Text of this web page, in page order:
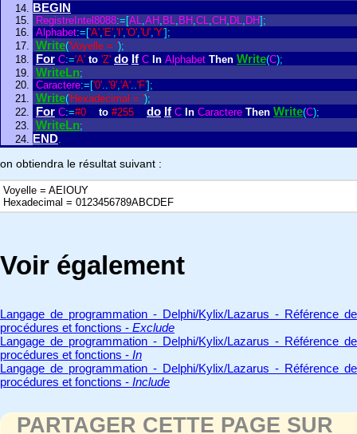
BEGIN
RegistreIntel8088:= [AL,AH , BL, BH ,CL,CH , DL, DH] ;
Alphabet:= ['A','E','I','O','U','Y'] ;
Write('Voyelle = ');
For C:='A' to 'Z' do If C In Alphabet Then Write(C);
WriteLn;
Caractere:= ['0'..'9','A'..'F'] ;
Write('Hexadecimal = ');
For C:=#0 to #255 do If C In Caractere Then Write(C);
WriteLn;
END.
on obtiendra le résultat suivant :
Voyelle = AEIOUY
Hexadecimal = 0123456789ABCDEF
Voir également
Langage de programmation - Delphi/Kylix/Lazarus - Référence de
procédures et fonctions - Exclude
Langage de programmation - Delphi/Kylix/Lazarus - Référence de
procédures et fonctions - In
Langage de programmation - Delphi/Kylix/Lazarus - Référence de
procédures et fonctions - Include
PARTAGER CETTE PAGE SUR